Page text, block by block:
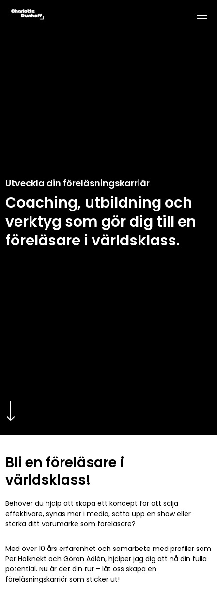
Utveckla din föreläsningskarriär
Coaching, utbildning och
verktyg som gör dig till en
föreläsare i världsklass.
Bli en föreläsare i
världsklass!
Behöver du hjälp att skapa ett koncept för att sälja
effektivare, synas mer i media, sätta upp en show eller
stärka ditt varumärke som föreläsare?
Med över 10 års erfarenhet och samarbete med profiler som
Per Holknekt och Göran Adlén, hjälper jag dig att nå din fulla
potential. Nu är det din tur – låt oss skapa en
föreläsningskarriär som sticker ut!